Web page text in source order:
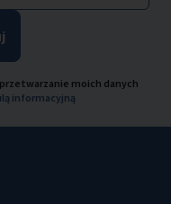
moich danych
informacyjną